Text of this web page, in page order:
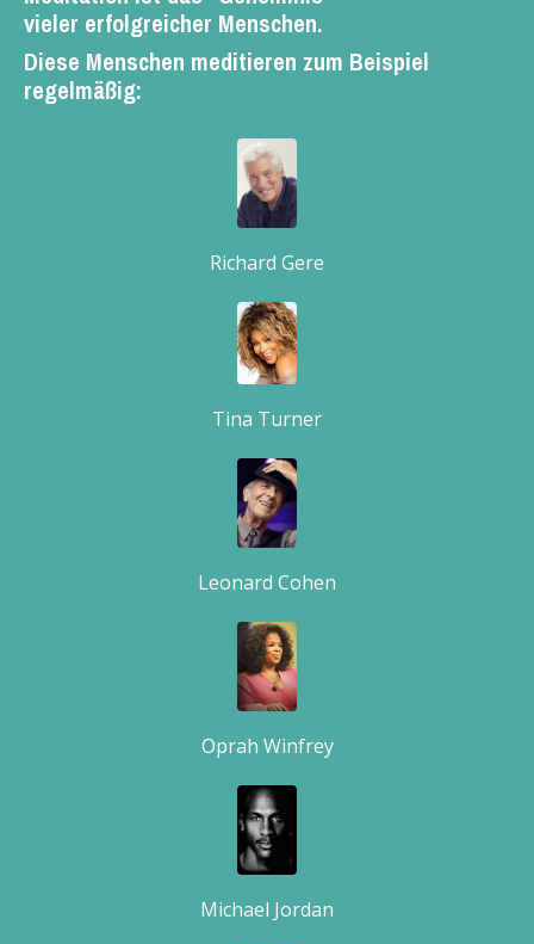
vieler erfolgreicher Menschen.
Diese Menschen meditieren zum Beispiel
regelmäßig:
Richard Gere
Tina Turner
Leonard Cohen
Oprah Winfrey
Michael Jordan